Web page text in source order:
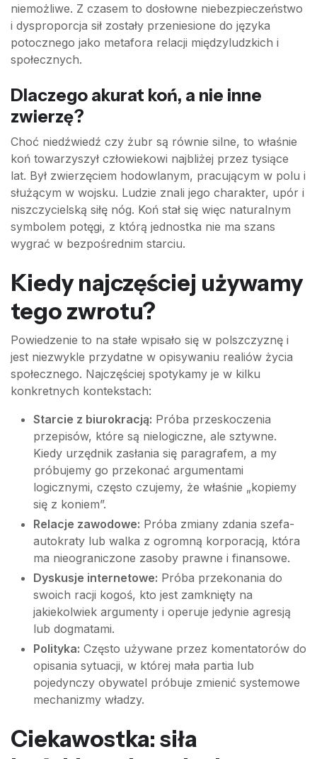
niemożliwe. Z czasem to dosłowne niebezpieczeństwo
i dysproporcja sił zostały przeniesione do języka
potocznego jako metafora relacji międzyludzkich i
społecznych.
Dlaczego akurat koń, a nie inne
zwierzę?
Choć niedźwiedź czy żubr są równie silne, to właśnie
koń towarzyszył człowiekowi najbliżej przez tysiące
lat. Był zwierzęciem hodowlanym, pracującym w polu i
służącym w wojsku. Ludzie znali jego charakter, upór i
niszczycielską siłę nóg. Koń stał się więc naturalnym
symbolem potęgi, z którą jednostka nie ma szans
wygrać w bezpośrednim starciu.
Kiedy najczęściej używamy
tego zwrotu?
Powiedzenie to na stałe wpisało się w polszczyznę i
jest niezwykle przydatne w opisywaniu realiów życia
społecznego. Najczęściej spotykamy je w kilku
konkretnych kontekstach:
Starcie z biurokracją: Próba przeskoczenia
przepisów, które są nielogiczne, ale sztywne.
Kiedy urzędnik zasłania się paragrafem, a my
próbujemy go przekonać argumentami
logicznymi, często czujemy, że właśnie „kopiemy
się z koniem”.
Relacje zawodowe: Próba zmiany zdania szefa-
autokraty lub walka z ogromną korporacją, która
ma nieograniczone zasoby prawne i finansowe.
Dyskusje internetowe: Próba przekonania do
swoich racji kogoś, kto jest zamknięty na
jakiekolwiek argumenty i operuje jedynie agresją
lub dogmatami.
Polityka: Często używane przez komentatorów do
opisania sytuacji, w której mała partia lub
pojedynczy obywatel próbuje zmienić systemowe
mechanizmy władzy.
Ciekawostka: siła